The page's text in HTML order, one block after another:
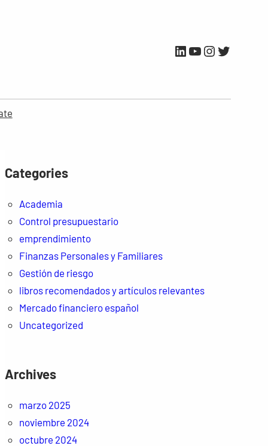
LinkedIn
YouTube
Instagram
Twitter
Categories
Academia
Control presupuestario
emprendimiento
Finanzas Personales y Familiares
Gestión de riesgo
libros recomendados y artículos relevantes
Mercado financiero español
Uncategorized
Archives
marzo 2025
noviembre 2024
octubre 2024